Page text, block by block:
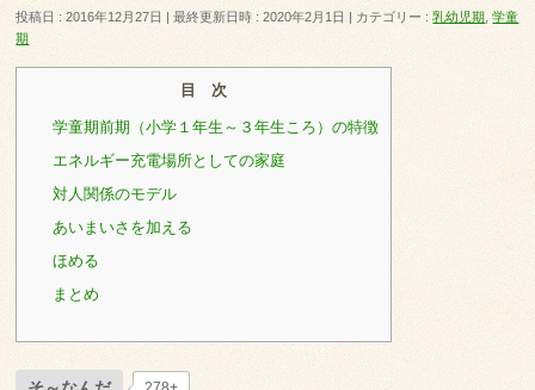
投稿日 : 2016年12月27日 最終更新日時 : 2020年2月1日 カテゴリー :乳幼児期 ,学童
期
目 次
学童期前期（小学１年生～３年生ころ）の特徴
エネルギー充電場所としての家庭
対人関係のモデル
あいまいさを加える
ほめる
まとめ